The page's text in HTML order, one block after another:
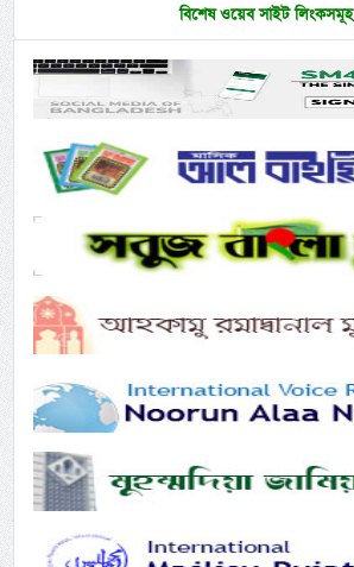
বিশেষ ওয়েব সাইট লিংকসমূহ